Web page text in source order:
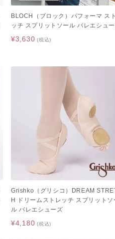
BLOCH（ブロック）パフォーマ ス
ッチ スプリットソール バレエシュ
¥3,630 (税込)
Grishko（グリシコ）DREAM
H ドリームストレッチ スプリットソ
ル バレエシューズ
¥4,180 (税込)